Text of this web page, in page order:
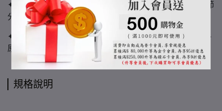
✦ 實木屬「非均質材料」，購買必須認同紋路、色澤、木節
分布無法一致，亦不可指定
✦ 色票僅供參考用，實際顏色可能因環境光線、螢幕載具、
原木自然色差等有些許不同
規格說明